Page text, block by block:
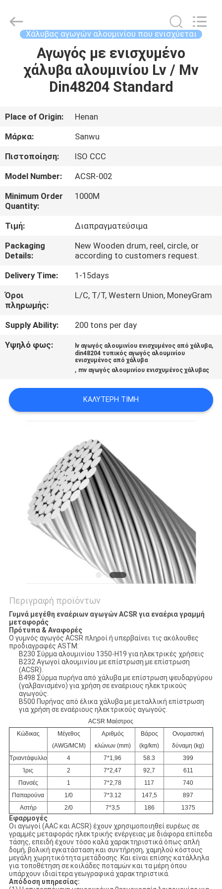
ΠΡΟΪΌΝΤΑ
ΠΕΡΊΠΟΥ
ΕΜΕΊΣ
ΓΎΡΟΣ
ΕΡΓΟΣΤΑΣΊΩΝ
ΠΟΙΟΤΙΚΌΣ
ΈΛΕΓΧΟΣ
ΜΑΣ
ΕΛΆΤΕ
ΣΕ
ΕΠΑΦΉ
ΜΕ
ΖΗΤΉΣΤΕ
ΈΝΑ
SITEMAP
PRIVACY
POLICY
Χάλυβας αγωγών αλουμινίου που ενισχύεται
Αγωγός με ενισχυμένο
χάλυβα αλουμινίου Lv / Mv
Din48204 Standard
Place of Origin:
Henan
Μάρκα:
Sanwu
Πιστοποίηση:
ISO CCC
Model Number:
ACSR-002
Minimum Order
Quantity:
1000M
Τιμή:
Διαπραγματεύσιμα
Packaging
Details:
New Wooden drum, reel, circle, or
according to customers request.
Delivery Time:
1-15days
Όροι
πληρωμής:
L/C, T/T, Western Union, MoneyGram
Supply Ability:
200 tons per day
Υψηλό φως:
lv αγωγός αλουμινίου ενισχυμένος από χάλυβα,
din48204 τυπικός αγωγός αλουμινίου
ενισχυμένος από χάλυβα
, mv αγωγός αλουμινίου ενισχυμένος χάλυβας
ΚΑΛΎΤΕΡΗ ΤΙΜΉ
Περιγραφή προϊόντων
Γυμνά μεγέθη εναέριων αγωγών ACSR για εναέρια γραμμή
μεταφοράς
Πρότυπα & Αναφορές
Ο γυμνός αγωγός ACSR πληροί ή υπερβαίνει τις ακόλουθες
προδιαγραφές ASTM:
B230 Σύρμα αλουμινίου 1350-H19 για ηλεκτρικές χρήσεις
B232 Αγωγοί αλουμινίου με επίστρωση με επίστρωση
(ACSR).
B498 Σύρμα πυρήνα από χάλυβα με επίστρωση ψευδαργύρου
(γαλβανισμένο) για χρήση σε εναέριους ηλεκτρικούς
αγωγούς.
B500 Πυρήνας από έλικα χάλυβα με μεταλλική επίστρωση
για χρήση σε εναέριους ηλεκτρικούς αγωγούς.
ACSR Μαέστρος
Κώδικας
Μέγεθος
(AWG/MCM)
Αριθμός
κλώνων (mm)
Βάρος
(kg/km)
Ονομαστική
δύναμη (kg)
Τριαντάφυλλο
4 7*1,96 58.3
399
Ίρις
2 7*2,47 92,7
611
Πανσές
1 7*2,78 117
740
Παπαρούνα
1/0 7*3.12 147,5
897
Αστήρ
2/0 7*3,5 186 1375
Εφαρμογές
Οι αγωγοί (AAC και ACSR) έχουν χρησιμοποιηθεί ευρέως σε
γραμμές μεταφοράς ηλεκτρικής ενέργειας με διάφορα επίπεδα
τάσης, επειδή έχουν τόσο καλά χαρακτηριστικά όπως απλή
δομή, βολική εγκατάσταση και συντήρηση, χαμηλού κόστους
μεγάλη χωρητικότητα μετάδοσης. Και είναι επίσης κατάλληλα
για τοποθέτηση σε κοιλάδες ποταμών και τα μέρη όπου
υπάρχουν ιδιαίτερα γεωγραφικά χαρακτηριστικά.
Απόδοση υπηρεσίας: